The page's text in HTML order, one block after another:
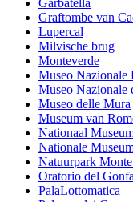
Garbatella
Graftombe van
Lupercal
Milvische brug
Monteverde
Museo Nazionale
Museo Nazionale
Museo delle Mura
Museum van
Nationaal
Nationale
Natuurpark
Oratorio del
PalaLottomatica